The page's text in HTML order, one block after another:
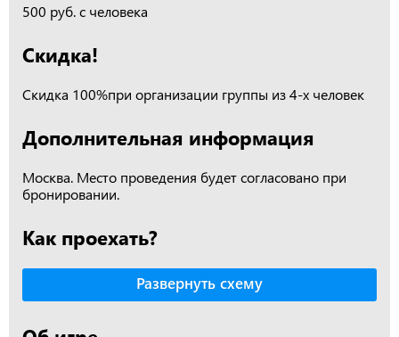
500 руб. с человека
Скидка!
Скидка 100%при организации группы из 4-х человек
Дополнительная информация
Москва. Место проведения будет согласовано при
бронировании.
Как проехать?
Развернуть схему